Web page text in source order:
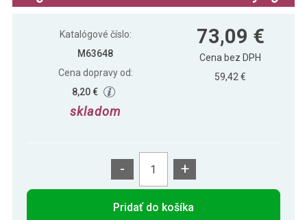
Kettlebell činka MOVIT - 16 kg 68,09 €
KETTLEBELL ČINKA MOVIT® - 10 kg
6,19 €
Katalógové číslo:
M63648
Cena dopravy od:
8,20 €
skladom
73,09 €
Cena bez DPH
59,42 €
- +
Pridať do košíka